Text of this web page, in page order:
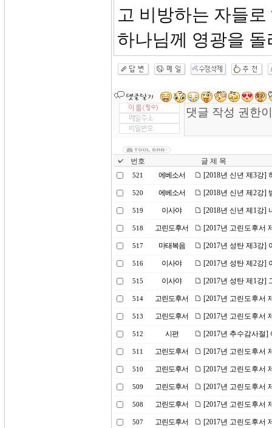
고 비방하는 자들
하나님께 영광을
번호 글 제 목
521 에베소서 [2018년 신년 제3강]
520 에베소서 [2018년 신년 제2강]
519 이사야 [2018년 신년 제1강]
518 고린도후서 [2017년 고린도후서
517 마태복음 [2017년 성탄 제3강]
516 이사야 [2017년 성탄 제2강]
515 이사야 [2017년 성탄 제1강]
514 고린도후서 [2017년 고린도후서
513 고린도후서 [2017년 고린도후서
512 시편 [2017년 추수감사절]
511 고린도후서 [2017년 고린도후서
510 고린도후서 [2017년 고린도후서
509 고린도후서 [2017년 고린도후서
508 고린도후서 [2017년 고린도후서
507 고린도후서 [2017년 고린도후서